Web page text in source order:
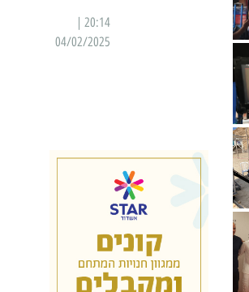
04/02/2025